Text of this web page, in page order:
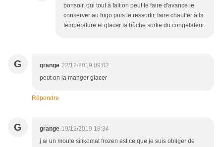
bonsoir, oui tout à fait on peut le faire d'avance le
conserver au frigo puis le ressortir, faire chauffer à la
température et glacer la bûche sortie du congelateur.
G grange 22/12/2019 09:02
peut on la manger glacer
Répondre
G grange 19/12/2019 18:34
j ai un moule silikomat frozen est ce que je suis obliger de